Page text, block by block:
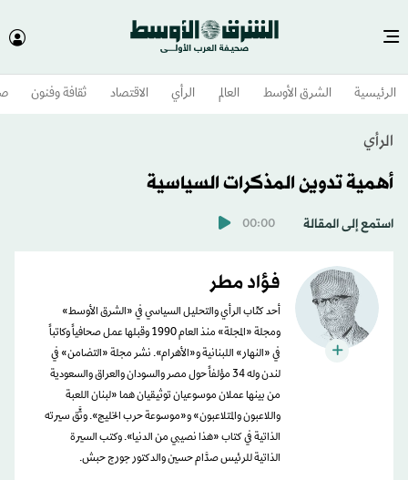
الرئيسية الشرق الأوسط​ العالم الرأي الاقتصاد ثقافة وفنون
الرأي
أهمية تدوين المذكرات السياسية
استمع إلى المقالة 00:00
فؤاد مطر
أحد كتّاب الرأي والتحليل السياسي في «الشرق الأوسط»
ومجلة «المجلة» منذ العام 1990 وقبلها عمل صحافياً وكاتباً
في «النهار» اللبنانية و«الأهرام». نشر مجلة «التضامن» في
لندن وله 34 مؤلفاً حول مصر والسودان والعراق والسعودية
من بينها عملان موسوعيان توثيقيان هما «لبنان اللعبة
واللاعبون والمتلاعبون» و«موسوعة حرب الخليج». وثَّق سيرته
الذاتية في كتاب «هذا نصيبي من الدنيا». وكتب السيرة
الذاتية للرئيس صدَّام حسين والدكتور جورج حبش.